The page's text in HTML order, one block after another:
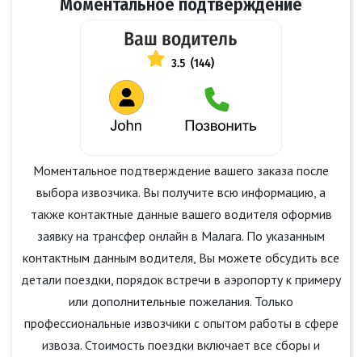
Моментальное подтверждение вашего заказа после
выбора извозчика. Вы получите всю информацию, а
также контактные данные вашего водителя оформив
заявку на трансфер онлайн в Малага. По указанным
контактным данным водителя, Вы можете обсудить все
детали поездки, порядок встречи в аэропорту к примеру
или дополнительные пожелания. Только
профессиональные извозчики с опытом работы в сфере
извоза. Стоимость поездки включает все сборы и